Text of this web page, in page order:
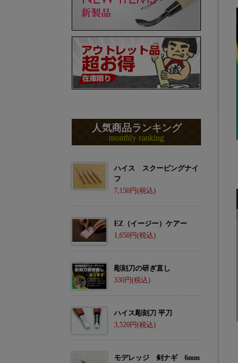
人気商品ランキング
monthly ranking
ハイス スクーピングナイ
フ
7,150
EZ（イージー）ケアー
1,650
彫刻刀の研ぎ直し
330
ハイス彫刻刀 平刀
3,520
モデレッジ 剣ナギ 6mm